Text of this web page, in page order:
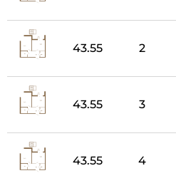
43.55 2
43.55 3
43.55 4